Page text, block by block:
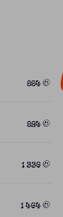
994
924
1 336
1 464